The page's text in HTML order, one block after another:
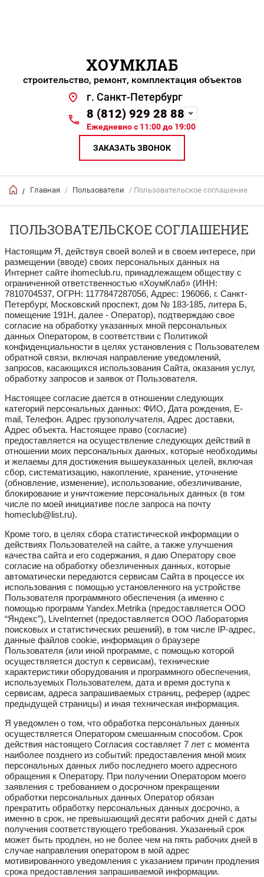
ХОУМКЛАБ
строительство, ремонт, комплектация объектов
г. Санкт-Петербург
8 (812) 929 28 88
Ежедневно с 11:00 до 19:00
ЗАКАЗАТЬ ЗВОНОК
/ Главная / Пользователи / Пользовательское соглашение
ПОЛЬЗОВАТЕЛЬСКОЕ СОГЛАШЕНИЕ
Настоящим Я, действуя своей волей и в своем интересе, при
размещении (вводе) своих персональных данных на
Интернет сайте ihomeclub.ru, принадлежащем обществу с
ограниченной ответственностью «ХоумКлаб» (ИНН:
7810704537, ОГРН: 1177847287056, Адрес: 196066, г. Санкт-
Петербург, Московский проспект, дом № 183-185, литера Б,
помещение 191Н, далее - Оператор), подтверждаю свое
согласие на обработку указанных мной персональных
данных Оператором, в соответствии с Политикой
конфиденциальности в целях установления с Пользователем
обратной связи, включая направление уведомлений,
запросов, касающихся использования Сайта, оказания услуг,
обработку запросов и заявок от Пользователя.
Настоящее согласие дается в отношении следующих
категорий персональных данных: ФИО, Дата рождения, E-
mail, Телефон. Адрес грузополучателя, Адрес доставки,
Адрес объекта. Настоящее право (согласие)
предоставляется на осуществление следующих действий в
отношении моих персональных данных, которые необходимы
и желаемы для достижения вышеуказанных целей, включая
сбор, систематизацию, накопление, хранение, уточнение
(обновление, изменение), использование, обезличивание,
блокирование и уничтожение персональных данных (в том
числе по моей инициативе после запроса на почту
homeclub@list.ru).
Кроме того, в целях сбора статистической информации о
действиях Пользователей на сайте, а также улучшения
качества сайта и его содержания, я даю Оператору свое
согласие на обработку обезличенных данных, которые
автоматически передаются сервисам Сайта в процессе их
использования с помощью установленного на устройстве
Пользователя программного обеспечения (а именно с
помощью программ Yandex.Metrika (предоставляется ООО
“Яндекс”), LiveInternet (предоставляется ООО Лаборатория
поисковых и статистических решений), в том числе IP-адрес,
данные файлов cookie, информация о браузере
Пользователя (или иной программе, с помощью которой
осуществляется доступ к сервисам), технические
характеристики оборудования и программного обеспечения,
используемых Пользователем, дата и время доступа к
сервисам, адреса запрашиваемых страниц, реферер (адрес
предыдущей страницы) и иная техническая информация.
Я уведомлен о том, что обработка персональных данных
осуществляется Оператором смешанным способом. Срок
действия настоящего Согласия составляет 7 лет с момента
наиболее позднего из событий: предоставления мной моих
персональных данных либо последнего моего адресного
обращения к Оператору. При получении Оператором моего
заявления с требованием о досрочном прекращении
обработки персональных данных Оператор обязан
прекратить обработку персональных данных досрочно, а
именно в срок, не превышающий десяти рабочих дней с даты
получения соответствующего требования. Указанный срок
может быть продлен, но не более чем на пять рабочих дней в
случае направления оператором в мой адрес
мотивированного уведомления с указанием причин продления
срока предоставления запрашиваемой информации.